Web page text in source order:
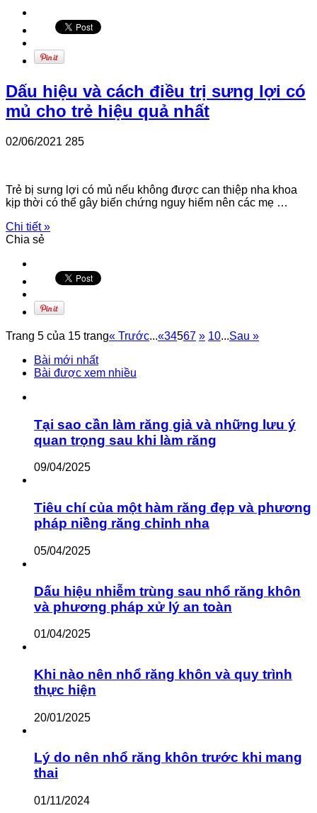
Dấu hiệu và cách điều trị sưng lợi có
mủ cho trẻ hiệu quả nhất
02/06/2021 285
Trẻ bị sưng lợi có mủ nếu không được can thiệp nha khoa
kịp thời có thể gây biến chứng nguy hiểm nên các mẹ …
Chi tiết »
Chia sẻ
Trang 5 của 15 trang« Trước...«34567 » 10...Sau »
Bài mới nhất
Bài được xem nhiều
Tại sao cần làm răng giả và những lưu ý
quan trọng sau khi làm răng
09/04/2025
Tiêu chí của một hàm răng đẹp và phương
pháp niềng răng chỉnh nha
05/04/2025
Dấu hiệu nhiễm trùng sau nhổ răng khôn
và phương pháp xử lý an toàn
01/04/2025
Khi nào nên nhổ răng khôn và quy trình
thực hiện
20/01/2025
Lý do nên nhổ răng khôn trước khi mang
thai
01/11/2024